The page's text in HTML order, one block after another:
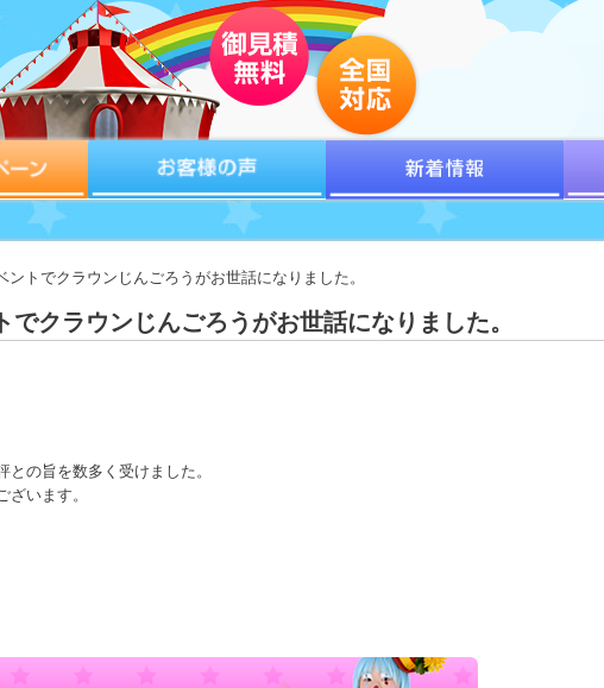
トでクラウンじんごろうがお世話になりました。
でクラウンじんごろうがお世話になりました。
の旨を数多く受けました。
います。